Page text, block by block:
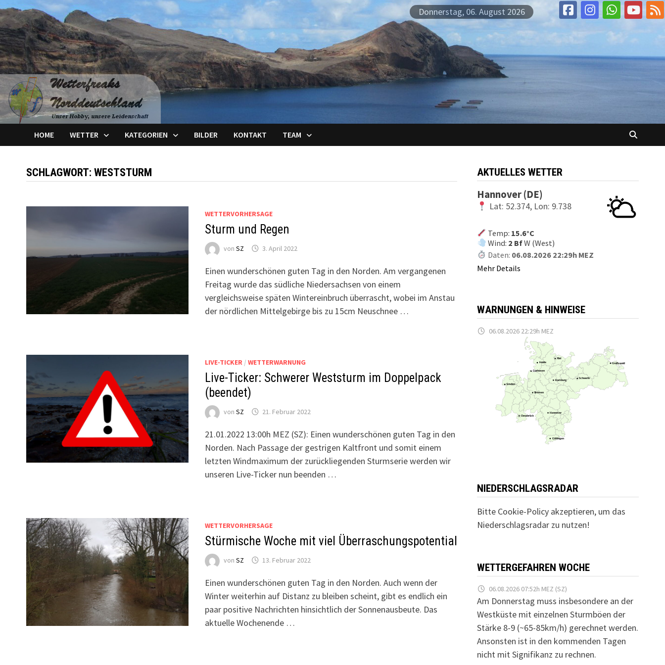
Zum
Inhalt
springen
Donnerstag, 06. August 2026
HOME WETTER KATEGORIEN BILDER KONTAKT TEAM
SCHLAGWORT:WESTSTURM
WETTERVORHERSAGE
Sturm und Regen
von SZ 3. April 2022
Einen wunderschönen guten Tag in den Norden. Am vergangenen
Freitag wurde das südliche Niedersachsen von einem
vergleichsweise späten Wintereinbruch überrascht, wobei im Anstau
der nördlichen Mittelgebirge bis zu 15cm Neuschnee …
LIVE-TICKER/ WETTERWARNUNG
Live-Ticker: Schwerer Weststurm im Doppelpack
(beendet)
von SZ 21. Februar 2022
21.01.2022 13:00h MEZ (SZ): Einen wunderschönen guten Tag in den
Norden. Nach Passage der gestrigen Kaltfront und somit einem
letzten Windmaximum der zurückliegenden Sturmserie werden wir
unseren Live-Ticker nun beenden …
WETTERVORHERSAGE
Stürmische Woche mit viel Überraschungspotential
von SZ 13. Februar 2022
Einen wunderschönen guten Tag in den Norden. Auch wenn der
Winter weiterhin auf Distanz zu bleiben scheint, gibt es endlich ein
paar positive Nachrichten hinsichtlich der Sonnenausbeute. Das
aktuelle Wochenende …
AKTUELLES WETTER
Hannover (DE)
Lat: 52.374, Lon: 9.738
Temp: 15.6°C
Wind: 2 BfW (West)
Daten: 06.08.2026 22:29h MEZ
Mehr Details
WARNUNGEN & HINWEISE
06.08.2026 22:29h MEZ
Hannover
Bremen
Hamburg
Schwerin
Greifswald
Osnabrück
Emden
Göttingen
Kiel
Heide
Cuxhaven
NIEDERSCHLAGSRADAR
Bitte Cookie-Policy akzeptieren, um das
Niederschlagsradar zu nutzen!
WETTERGEFAHREN WOCHE
06.08.2026 07:52h MEZ (SZ)
Am Donnerstag muss insbesondere an der
Westküste mit einzelnen Sturmböen der
Stärke 8-9 (~65-85km/h) gerechnet werden.
Ansonsten ist in den kommenden Tagen
nicht mit Signifikanz zu rechnen.